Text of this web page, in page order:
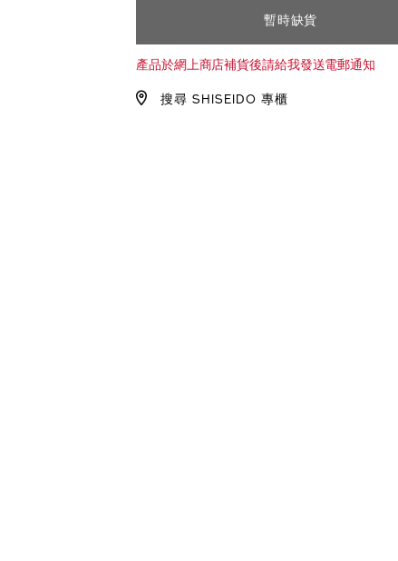
TO
CART
PRODUCT
ACTIONS
暫時缺貨
產品於網上商店補貨後請給我發送電郵通知
搜尋 SHISEIDO 專櫃